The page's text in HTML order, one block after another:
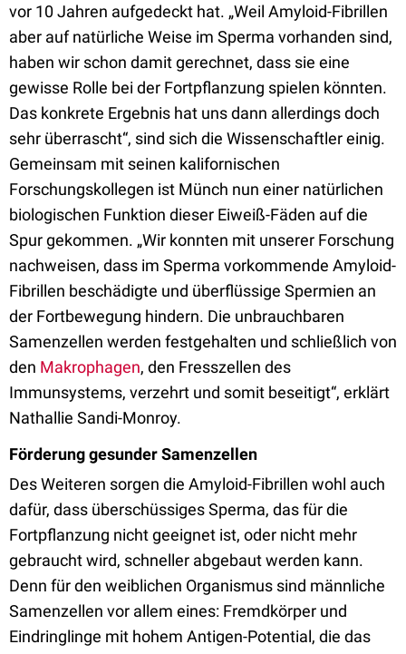
vor 10 Jahren aufgedeckt hat. „Weil Amyloid-Fibrillen
aber auf natürliche Weise im Sperma vorhanden sind,
haben wir schon damit gerechnet, dass sie eine
gewisse Rolle bei der Fortpflanzung spielen könnten.
Das konkrete Ergebnis hat uns dann allerdings doch
sehr überrascht“, sind sich die Wissenschaftler einig.
Gemeinsam mit seinen kalifornischen
Forschungskollegen ist Münch nun einer natürlichen
biologischen Funktion dieser Eiweiß-Fäden auf die
Spur gekommen. „Wir konnten mit unserer Forschung
nachweisen, dass im Sperma vorkommende Amyloid-
Fibrillen beschädigte und überflüssige Spermien an
der Fortbewegung hindern. Die unbrauchbaren
Samenzellen werden festgehalten und schließlich von
den Makrophagen, den Fresszellen des
Immunsystems, verzehrt und somit beseitigt“, erklärt
Nathallie Sandi-Monroy.
Förderung gesunder Samenzellen
Des Weiteren sorgen die Amyloid-Fibrillen wohl auch
dafür, dass überschüssiges Sperma, das für die
Fortpflanzung nicht geeignet ist, oder nicht mehr
gebraucht wird, schneller abgebaut werden kann.
Denn für den weiblichen Organismus sind männliche
Samenzellen vor allem eines: Fremdkörper und
Eindringlinge mit hohem Antigen-Potential, die das